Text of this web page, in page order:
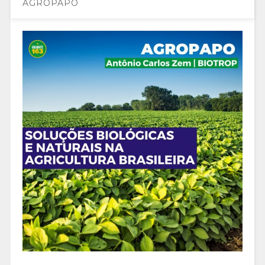
AGROPAPO